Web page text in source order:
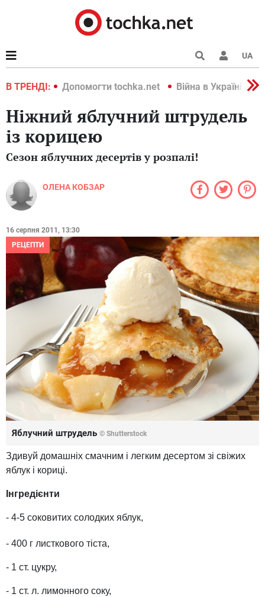
UA
В ТРЕНДІ:
2022 Допомогти tochka.net Війна в Україні 2022
Ніжний яблучний штрудель
із корицею
Сезон яблучних десертів у розпалі!
ОЛЕНА КОБЗАР
16 серпня 2011, 13:30
РЕЦЕПТИ
Яблучний штрудель © Shutterstock
Здивуй домашніх смачним і легким десертом зі свіжих
яблук і кориці.
Інгредієнти
- 4-5 соковитих солодких яблук,
- 400 г листкового тіста,
- 1 ст. цукру,
- 1 ст. л. лимонного соку,